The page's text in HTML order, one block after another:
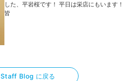
した、平岩桜です！ 平日は栄店にもいます！
皆
Staff Blog に戻る